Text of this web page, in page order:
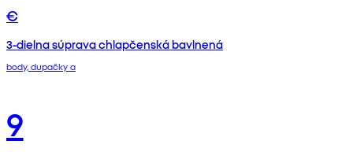
€
3-dielna súprava chlapčenská bavlnená
body, dupačky a
9